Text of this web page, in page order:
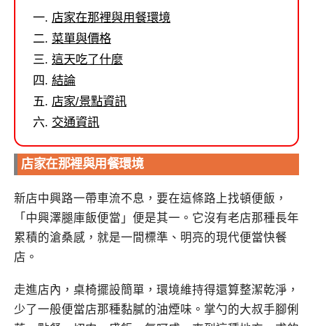
店家在那裡與用餐環境
菜單與價格
這天吃了什麼
結論
店家/景點資訊
交通資訊
店家在那裡與用餐環境
新店中興路一帶車流不息，要在這條路上找頓便飯，
「中興澤腿庫飯便當」便是其一。它沒有老店那種長年
累積的滄桑感，就是一間標準、明亮的現代便當快餐
店。
走進店內，桌椅擺設簡單，環境維持得還算整潔乾淨，
少了一般便當店那種黏膩的油煙味。掌勺的大叔手腳俐